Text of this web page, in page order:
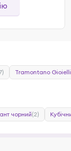
Tramontano Gioielli
чорний(2)